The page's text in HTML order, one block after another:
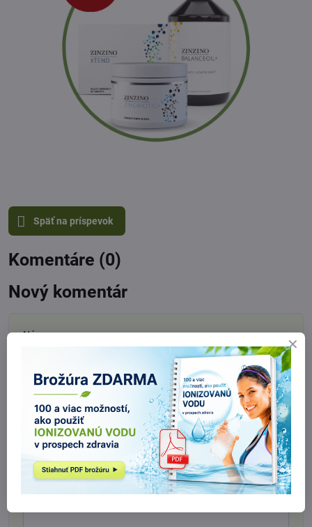
Späť na príspevok
Komentáre (0)
Nový komentár
Názov:
Komentár:*